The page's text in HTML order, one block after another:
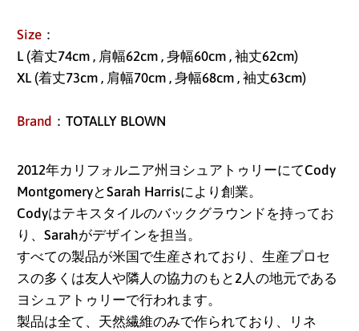
Size ：
L (着丈74cm , 肩幅62cm , 身幅60cm , 袖丈62cm)
XL (着丈73cm , 肩幅70cm , 身幅68cm , 袖丈63cm)
Brand ：TOTALLY BLOWN
2012年カリフォルニア州ヨシュアトゥリーにてCody
MontgomeryとSarah Harrisにより創業。
Codyはテキスタイルのバックグラウンドを持ってお
り、Sarahがデザインを担当。
すべての製品が米国で生産されており、生産プロセ
スの多くは友人や隣人の協力のもと2人の地元である
ヨシュアトゥリーで行われます。
製品は全て、天然繊維のみで作られており、リネ